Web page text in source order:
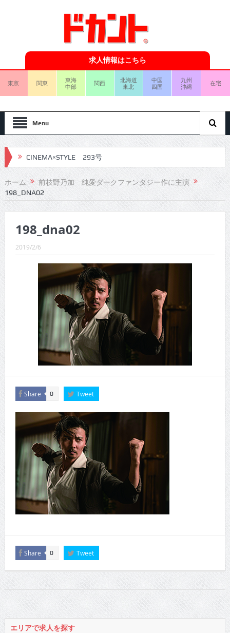
求人情報はこちら
東京 関東
東海
中部
関西
北海道
東北
中国
四国
九州
沖縄
在宅
Menu
CINEMA×STYLE 293号
CINEMA×STYLE 292号
CINEMA×STYLE 291号
CINEMA×STYLE 289号
CINEMA×STYLE 287号
CINEMA×STYLE 286号
CINEMA×STYLE 285号
CINEMA×STYLE 294号
ホーム
前枝野乃加 純愛ダークファンタジー作に主演
198_DNA02
198_dna02
2019/2/6
Share 0 Tweet
Share 0 Tweet
エリアで求人を探す